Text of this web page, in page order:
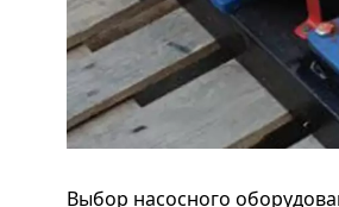
Выбор насосного